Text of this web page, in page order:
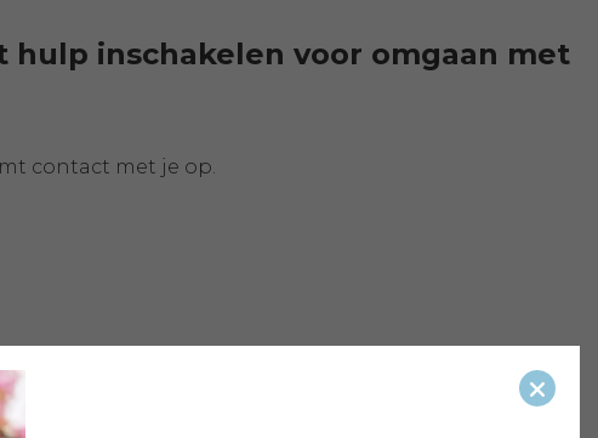
inschakelen voor omgaan met
contact met je op.
Sluiten